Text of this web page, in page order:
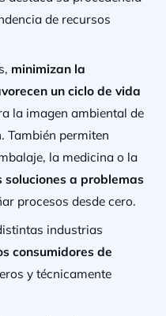
de recursos
minimizan la
un ciclo de vida
la imagen ambiental de
También permiten
la medicina o la
soluciones a problemas
procesos desde cero.
industrias
consumidores de
y técnicamente